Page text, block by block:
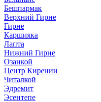
Бешпармак
Верхний Гирне
Гирне
Каршияка
Лапта
Нижний Гирне
Озанкой
Центр Кирении
Читалкой
Эдремит
Эсентепе